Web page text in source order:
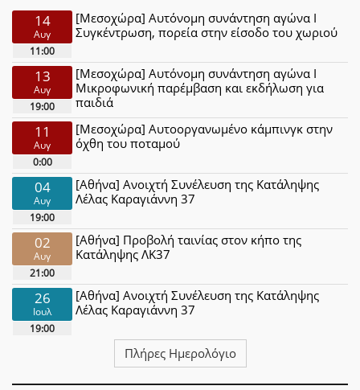
14
Αυγ
11:00
[Μεσοχώρα] Αυτόνομη συνάντηση αγώνα Ι
Συγκέντρωση, πορεία στην είσοδο του χωριού
13
Αυγ
19:00
[Μεσοχώρα] Αυτόνομη συνάντηση αγώνα Ι
Μικροφωνική παρέμβαση και εκδήλωση για
παιδιά
11
Αυγ
0:00
[Μεσοχώρα] Αυτοοργανωμένο κάμπινγκ στην
όχθη του ποταμού
04
Αυγ
19:00
[Αθήνα] Ανοιχτή Συνέλευση της Κατάληψης
Λέλας Καραγιάννη 37
02
Αυγ
21:00
[Αθήνα] Προβολή ταινίας στον κήπο της
Κατάληψης ΛΚ37
26
Ιουλ
19:00
[Αθήνα] Ανοιχτή Συνέλευση της Κατάληψης
Λέλας Καραγιάννη 37
Πλήρες Ημερολόγιο